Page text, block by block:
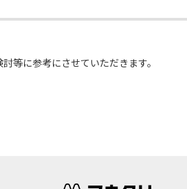
等に参考にさせていただきます。